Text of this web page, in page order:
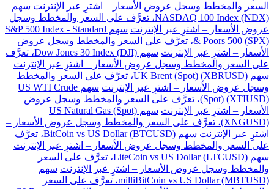
السعر والمخطط وسجل عروض الأسعار – اشترِ عبر الإنترنت سهم
NASDAQ 100 Index (NDX)، تعرَّف على السعر والمخطط وسجل
عروض الأسعار – اشترِ عبر الإنترنت
سهم S&P 500 Index - Standard
& Poors 500 (SPX)، تعرَّف على السعر والمخطط وسجل عروض
الأسعار – اشترِ عبر الإنترنت
سهم Dow Jones 30 Index (DJI)، تعرَّف
على السعر والمخطط وسجل عروض الأسعار – اشترِ عبر الإنترنت
سهم UK Brent (Spot) (XBRUSD)، تعرَّف على السعر والمخطط
وسجل عروض الأسعار – اشترِ عبر الإنترنت
سهم US WTI Crude
(Spot) (XTIUSD)، تعرَّف على السعر والمخطط وسجل عروض
الأسعار – اشترِ عبر الإنترنت
سهم US Natural Gas (Spot)
(XNGUSD)، تعرَّف على السعر والمخطط وسجل عروض الأسعار –
اشترِ عبر الإنترنت
سهم BitCoin vs US Dollar (BTCUSD)، تعرَّف
على السعر والمخطط وسجل عروض الأسعار – اشترِ عبر الإنترنت
سهم LiteCoin vs US Dollar (LTCUSD)، تعرَّف على السعر
والمخطط وسجل عروض الأسعار – اشترِ عبر الإنترنت سهم
milliBitCoin vs US Dollar (MBTUSD)، تعرَّف على السعر